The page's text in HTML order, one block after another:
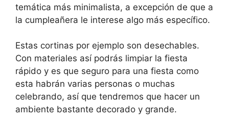
temática más minimalista, a excepción de que a
la cumpleañera le interese algo más específico.
Estas cortinas por ejemplo son desechables.
Con materiales así podrás limpiar la fiesta
rápido y es que seguro para una fiesta como
esta habrán varias personas o muchas
celebrando, así que tendremos que hacer un
ambiente bastante decorado y grande.